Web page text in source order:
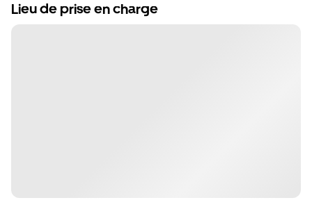
Lieu de prise en charge